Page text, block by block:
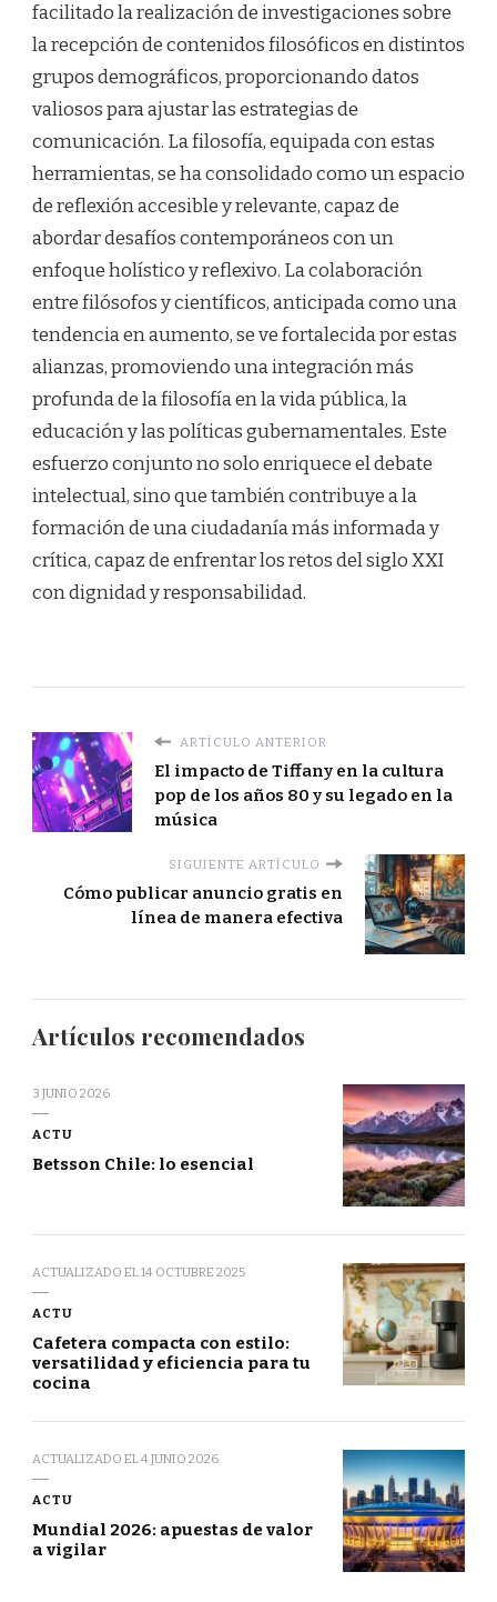
facilitado la realización de investigaciones sobre
la recepción de contenidos filosóficos en distintos
grupos demográficos, proporcionando datos
valiosos para ajustar las estrategias de
comunicación. La filosofía, equipada con estas
herramientas, se ha consolidado como un espacio
de reflexión accesible y relevante, capaz de
abordar desafíos contemporáneos con un
enfoque holístico y reflexivo. La colaboración
entre filósofos y científicos, anticipada como una
tendencia en aumento, se ve fortalecida por estas
alianzas, promoviendo una integración más
profunda de la filosofía en la vida pública, la
educación y las políticas gubernamentales. Este
esfuerzo conjunto no solo enriquece el debate
intelectual, sino que también contribuye a la
formación de una ciudadanía más informada y
crítica, capaz de enfrentar los retos del siglo XXI
con dignidad y responsabilidad.
ARTÍCULO ANTERIOR
El impacto de Tiffany en la cultura
pop de los años 80 y su legado en la
música
SIGUIENTE ARTÍCULO
Cómo publicar anuncio gratis en
línea de manera efectiva
Artículos recomendados
3 JUNIO 2026
ACTU
Betsson Chile: lo esencial
ACTUALIZADO EL14 OCTUBRE 2025
ACTU
Cafetera compacta con estilo:
versatilidad y eficiencia para tu
cocina
ACTUALIZADO EL4 JUNIO 2026
ACTU
Mundial 2026: apuestas de valor
a vigilar